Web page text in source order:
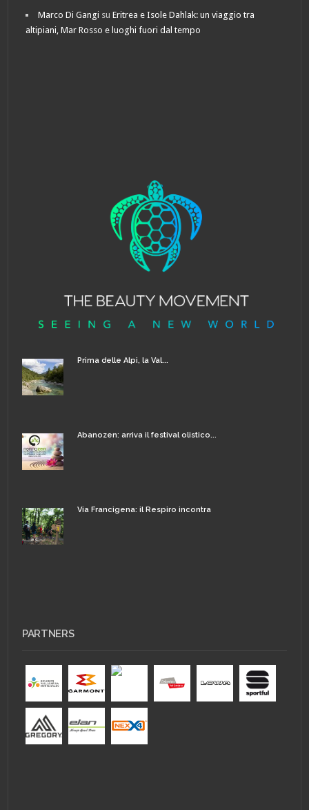
Marco Di Gangi suEritrea e Isole Dahlak: un viaggio tra
altipiani, Mar Rosso e luoghi fuori dal tempo
Prima delle Alpi, la Val...
Abanozen: arriva il festival olistico...
Via Francigena: il Respiro incontra
PARTNERS